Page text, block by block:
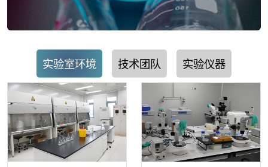
实验室环境 技术团队 实验仪器